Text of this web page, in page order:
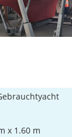
x 1.60 m